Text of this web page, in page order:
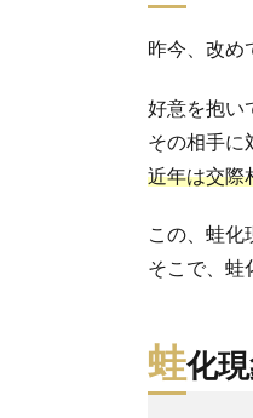
昨今、改め
好意を抱い
その相手に
近年は交際
この、蛙
そこで、蛙
蛙化